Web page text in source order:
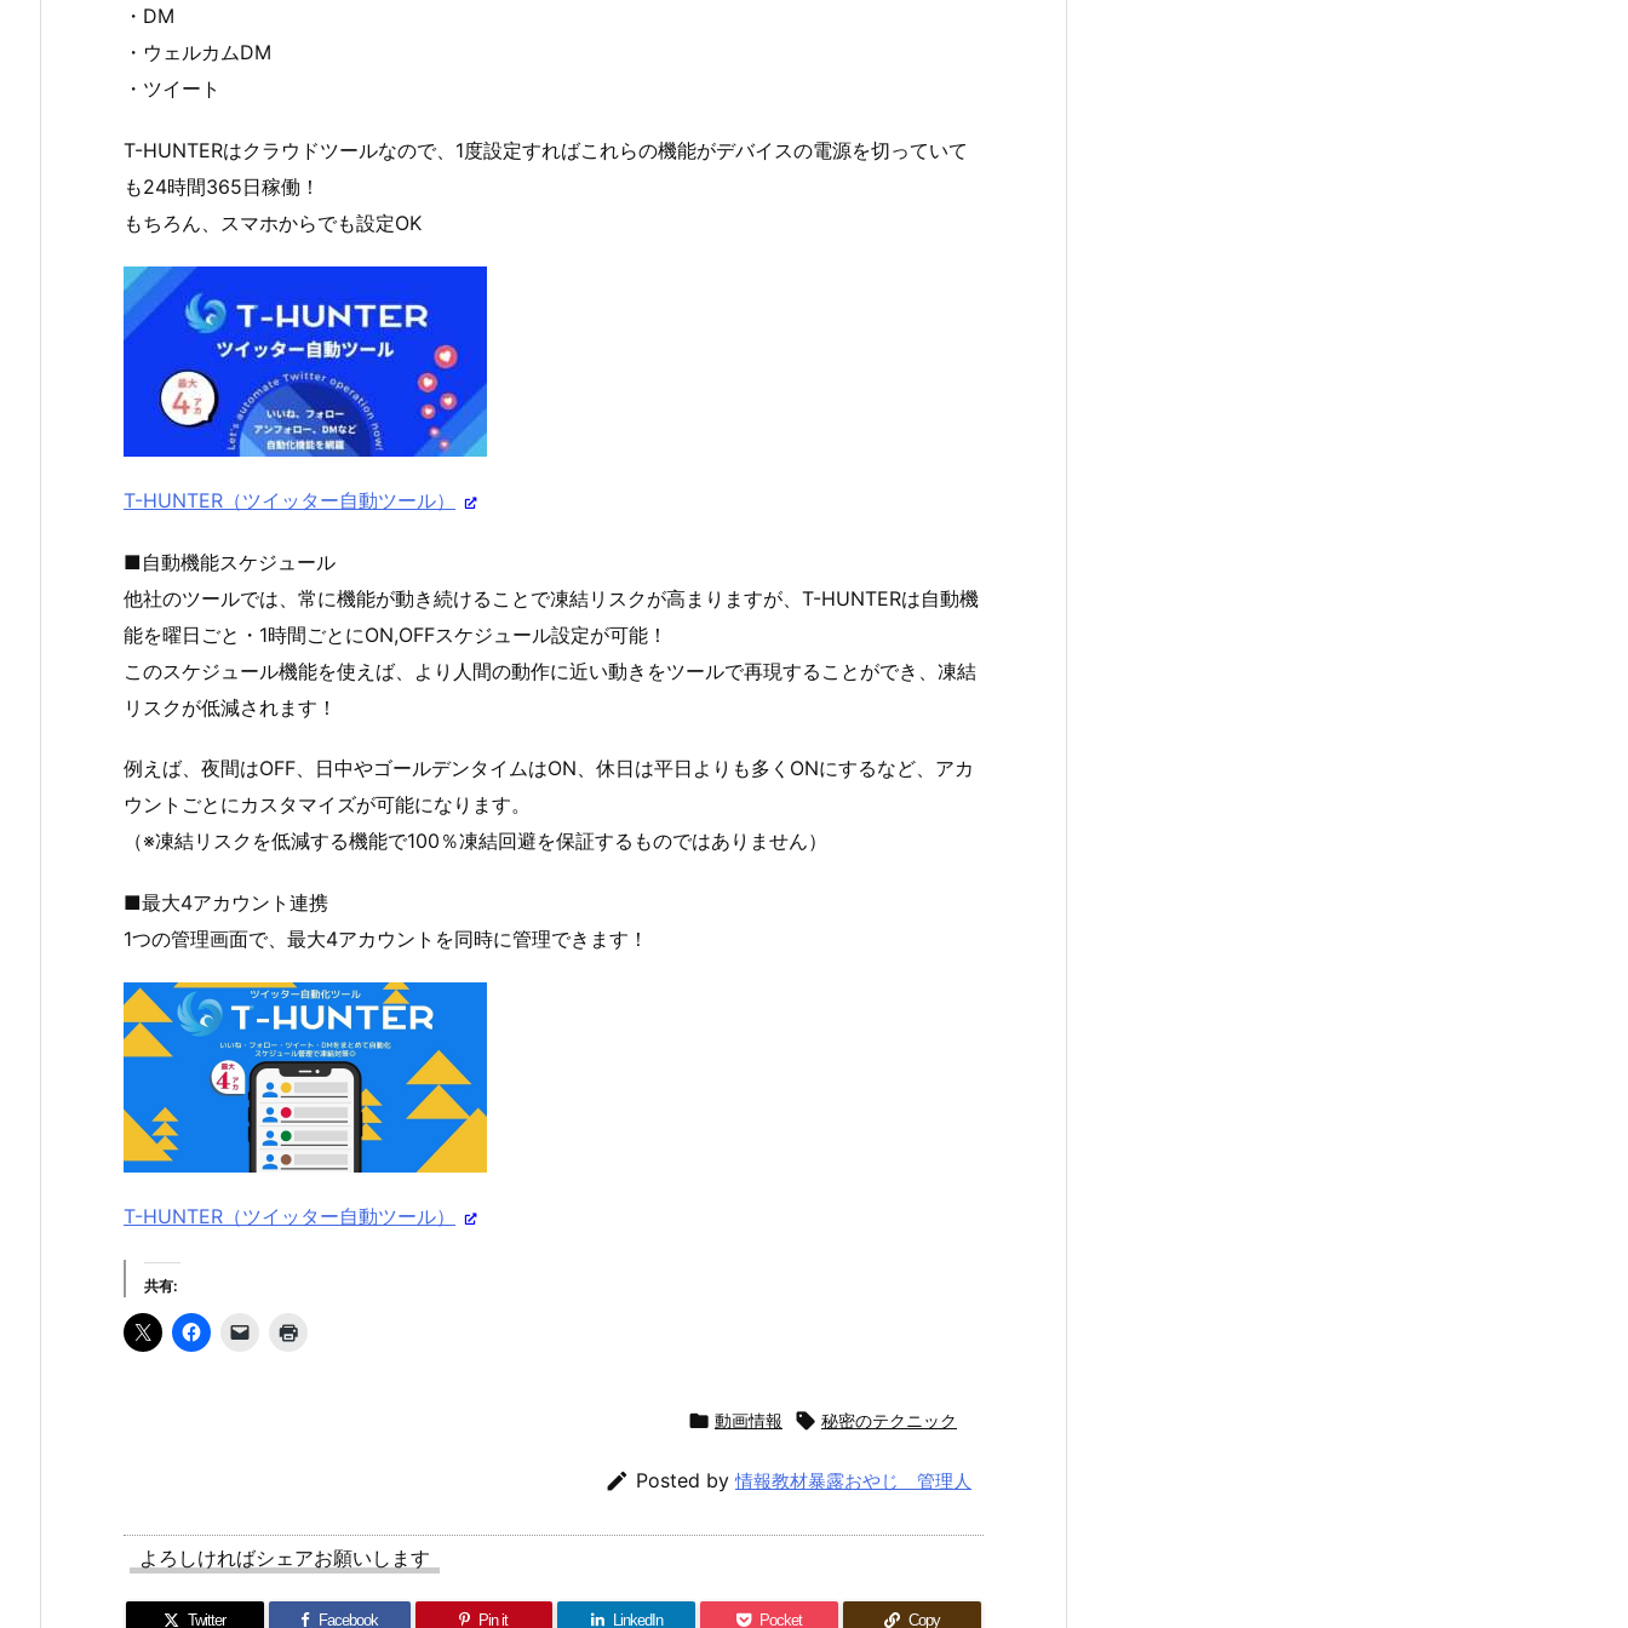
・DM
・ウェルカムDM
・ツイート
T-HUNTERはクラウドツールなので、1度設定すればこれらの機能がデバイスの電源を切っていて
も24時間365日稼働！
もちろん、スマホからでも設定OK
T-HUNTER（ツイッター自動ツール）
■自動機能スケジュール
他社のツールでは、常に機能が動き続けることで凍結リスクが高まりますが、T-HUNTERは自動機
能を曜日ごと・1時間ごとにON,OFFスケジュール設定が可能！
このスケジュール機能を使えば、より人間の動作に近い動きをツールで再現することができ、凍結
リスクが低減されます！
例えば、夜間はOFF、日中やゴールデンタイムはON、休日は平日よりも多くONにするなど、アカ
ウントごとにカスタマイズが可能になります。
（※凍結リスクを低減する機能で100％凍結回避を保証するものではありません）
■最大4アカウント連携
1つの管理画面で、最大4アカウントを同時に管理できます！
T-HUNTER（ツイッター自動ツール）
共有:
 動画情報  秘密のテクニック
 Posted by情報教材暴露おやじ 管理人
よろしければシェアお願いします
Twitter Facebook Pin it LinkedIn Pocket Copy